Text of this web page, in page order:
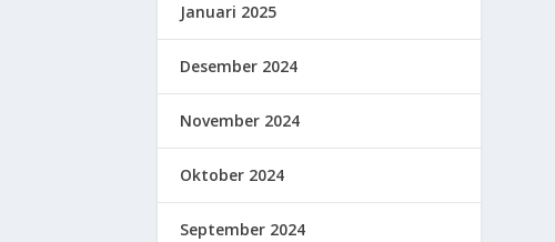
Januari 2025
Desember 2024
November 2024
Oktober 2024
September 2024